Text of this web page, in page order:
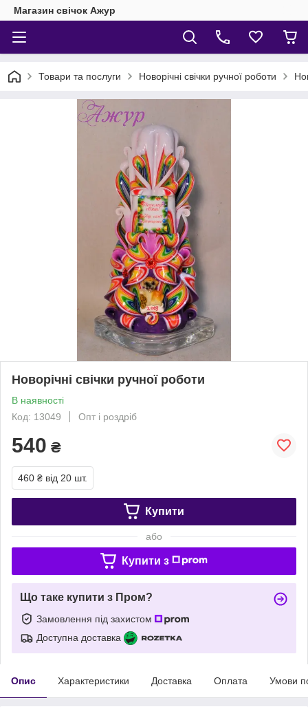
Магазин свічок Ажур
Товари та послуги Новорічні свічки ручної роботи
Новорічні свічки ручної роботи
В наявності
Код: 13049
Опт і роздріб
540 ₴
460 ₴ від 20 шт.
Купити
або
Купити з
Що таке купити з Пром?
Замовлення під захистом
Доступна доставка
Опис Характеристики Доставка Оплата Умови